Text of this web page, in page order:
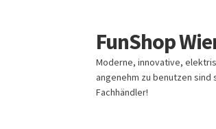
Zur
Navigation
springen
Zum
Inhalt
springen
FunShop
Moderne, innovative,
angenehm zu benutzen
Fachhändler!